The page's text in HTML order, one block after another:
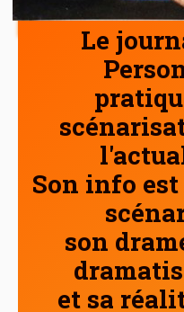
Le
Son info
son
et sa